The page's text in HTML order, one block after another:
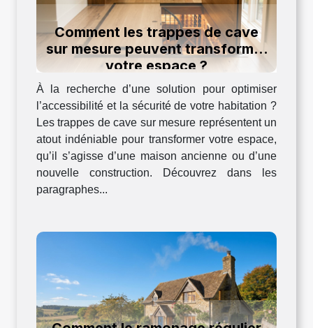
Comment les trappes de cave
sur mesure peuvent transformer
votre espace ?
À la recherche d’une solution pour optimiser
l’accessibilité et la sécurité de votre habitation ?
Les trappes de cave sur mesure représentent un
atout indéniable pour transformer votre espace,
qu’il s’agisse d’une maison ancienne ou d’une
nouvelle construction. Découvrez dans les
paragraphes...